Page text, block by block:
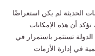
الحديثة لم يكن استعراضًا
أن هذه الإمكانات
تستثمر باستمرار في
في إدارة الأزمات